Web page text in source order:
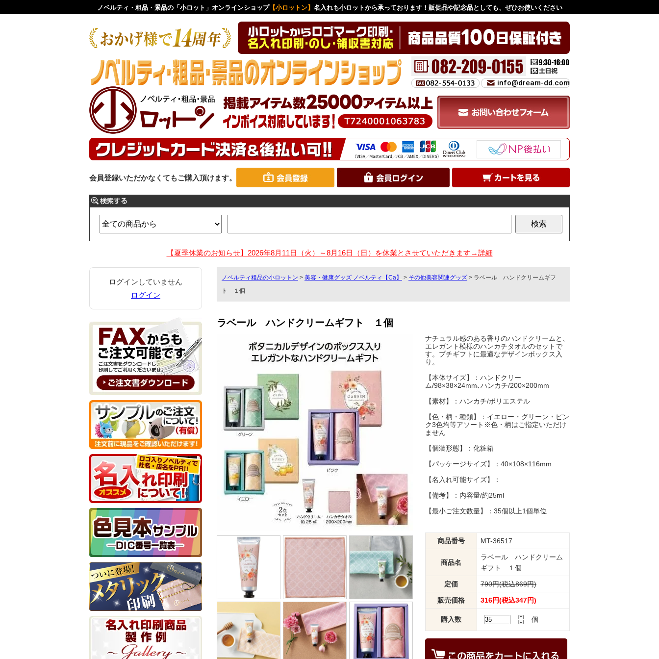
ノベルティ・粗品・景品の「小ロット」オンラインショップ【小ロットン】 名入れも小ロットから承っております！販促品や記念品としても、ぜひお使いください
info@dream-dd.com
会員登録いただかなくてもご購入頂けます。
【夏季休業のお知らせ】2026年8月11日（火）～8月16日（日）を休業とさせていただきます→詳細
ログインしていません
ログイン
ノベルティ粗品の小ロットン > 美容・健康グッズ ノベルティ【Ca】 > その他美容関連グッズ > ラベール ハンドクリームギフ
ト １個
ラベール ハンドクリームギフト １個
ナチュラル感のある香りのハンドクリームと、
エレガント模様のハンカチタオルのセットで
す。プチギフトに最適なデザインボックス入
り。
【本体サイズ】：ハンドクリー
ム/98×38×24mm､ハンカチ/200×200mm
【素材】：ハンカチ/ポリエステル
【色・柄・種類】：イエロー・グリーン・ピン
ク3色均等アソート※色・柄はご指定いただけ
ません
【個装形態】：化粧箱
【パッケージサイズ】：40×108×116mm
【名入れ可能サイズ】：
【備考】：内容量/約25ml
【最小ご注文数量】：35個以上1個単位
商品番号 MT-36517
商品名
ラベール ハンドクリーム
ギフト １個
定価 790円(税込869円)
販売価格 316円(税込347円)
購入数 個